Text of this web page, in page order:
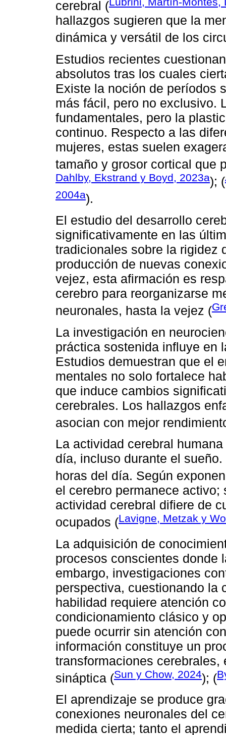
cerebral (
hallazgos sugieren que la
dinámica y versátil de los
Estudios recientes
absolutos tras los cuales
Existe la noción de períodos
más fácil, pero no exclusivo.
fundamentales, pero la
continuo. Respecto a las
mujeres, estas suelen
tamaño y grosor cortical que
Dahlby, Ekstrand y Boyd, 2023a); (
2004a).
El estudio del desarrollo
significativamente en las
tradicionales sobre la rigidez
producción de nuevas
vejez, esta afirmación es
cerebro para reorganizarse
neuronales, hasta la vejez (
La investigación en
práctica sostenida influye en
Estudios demuestran que el
mentales no solo fortalece
que induce cambios
cerebrales. Los hallazgos
asocian con mejor
La actividad cerebral
día, incluso durante el
horas del día. Según
el cerebro permanece
actividad cerebral difiere de
ocupados (Lavigne, Metzak y
La adquisición de
procesos conscientes donde
embargo, investigaciones
perspectiva, cuestionando la
habilidad requiere atención
condicionamiento clásico y
puede ocurrir sin atención
información constituye un
transformaciones
sináptica (Sun y Chow, 2024); (
El aprendizaje se produce
conexiones neuronales del
medida cierta; tanto el